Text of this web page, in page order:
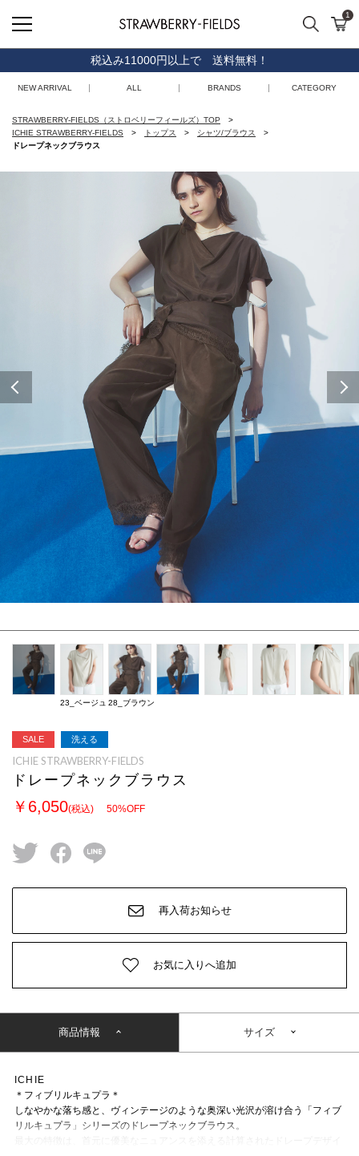
STRAWBERRY-FIELDS
検索 カ
1
税込み11000円以上で 送料無料！
NEW ARRIVAL ALL BRANDS CATEGORY
STRAWBERRY-FIELDS（ストロベリーフィールズ）TOP
ICHIE STRAWBERRY-FIELDS
トップス
シャツ/ブラウス
ドレープネックブラウス
23_ベージュ 28_ブラウン
SALE 洗える
ICHIE STRAWBERRY-FIELDS
ドレープネックブラウス
￥6,050(税込) 50%OFF
twitter facebook
再入荷お知らせ
お気に入りへ追加
商品情報 サイズ
ICHIE
＊フィブリルキュプラ＊
しなやかな落ち感と、ヴィンテージのような奥深い光沢が溶け合う「フィブ
リルキュプラ」シリーズのドレープネックブラウス。